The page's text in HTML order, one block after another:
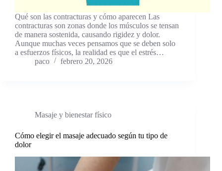
Qué son las contracturas y cómo aparecen Las
contracturas son zonas donde los músculos se tensan
de manera sostenida, causando rigidez y dolor.
Aunque muchas veces pensamos que se deben solo
a esfuerzos físicos, la realidad es que el estrés…
paco
febrero 20, 2026
Masaje y bienestar físico
Cómo elegir el masaje adecuado según tu tipo de
dolor